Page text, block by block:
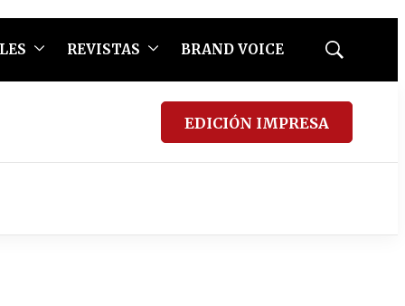
REVISTAS BRAND VOICE
Mostrar
EDICIÓN IMPRESA